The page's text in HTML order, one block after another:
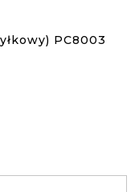
PC8003